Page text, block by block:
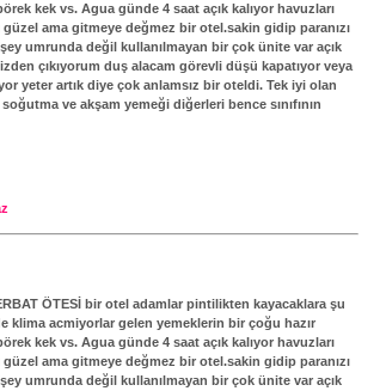
kek vs. Agua günde 4 saat açık kalıyor havuzları
ama gitmeye değmez bir otel.sakin gidip paranızı
umrunda değil kullanılmayan bir çok ünite var açık
çıkıyorum duş alacam görevli düşü kapatıyor veya
yeter artık diye çok anlamsız bir oteldi. Tek iyi olan
ve akşam yemeği diğerleri bence sınıfının
ÖTESİ bir otel adamlar pintilikten kayacaklara şu
klima acmiyorlar gelen yemeklerin bir çoğu hazır
kek vs. Agua günde 4 saat açık kalıyor havuzları
ama gitmeye değmez bir otel.sakin gidip paranızı
umrunda değil kullanılmayan bir çok ünite var açık